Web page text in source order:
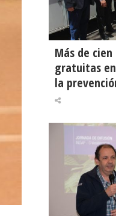
Más de
gratuitas
la